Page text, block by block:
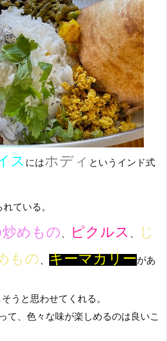
ス にはホディ というインド式
ている。
めもの ピクルス
じ
もの
キーマカリーがあ
うと思わせてくれる。
て、色々な味が楽しめるのは良いこ